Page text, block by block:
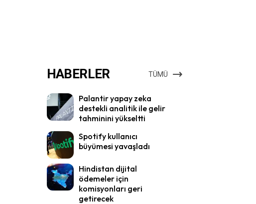
HABERLER TÜMÜ
Palantir yapay zeka
destekli analitik ile gelir
tahminini yükseltti
Spotify kullanıcı
büyümesi yavaşladı
Hindistan dijital
ödemeler için
komisyonları geri
getirecek